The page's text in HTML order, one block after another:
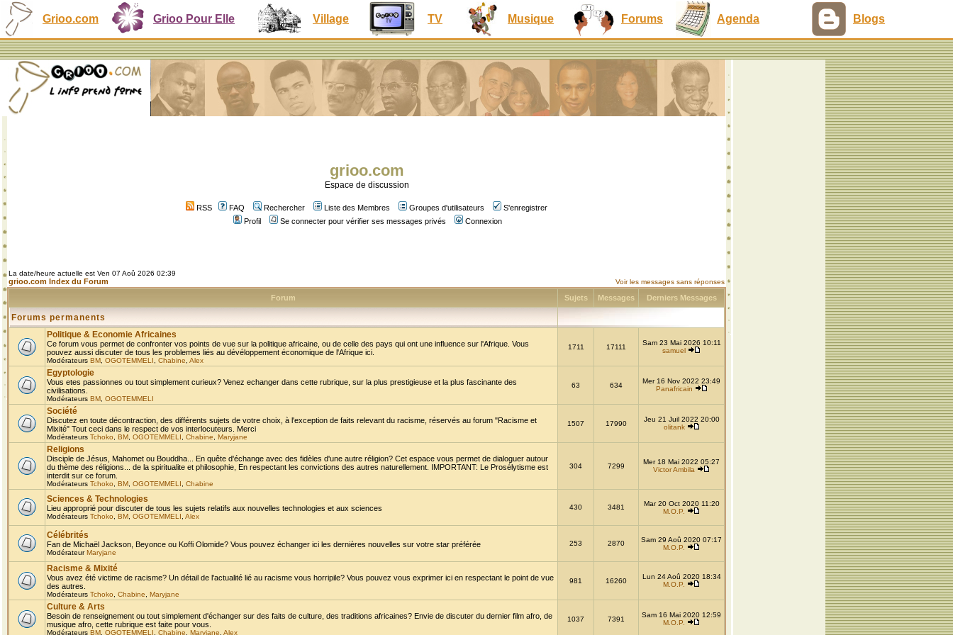
Grioo.com Grioo Pour Elle Village TV Musique Forums Agenda Blogs
grioo.com
Espace de discussion
RSS FAQ Rechercher Liste des Membres Groupes d'utilisateurs
S'enregistrer
Profil
Se connecter pour vérifier ses messages privés Connexion
La date/heure actuelle est Ven 07 Aoû 2026 02:39
grioo.com Index du Forum Voir les messages sans réponses
Forum Sujets Messages Derniers Messages
Forums permanents
Politique & Economie Africaines
Ce forum vous permet de confronter vos points de vue sur la politique africaine, ou de celle des pays qui ont une influence sur l'Afrique. Vous
pouvez aussi discuter de tous les problemes liés au dévéloppement économique de l'Afrique ici.
Modérateurs BM OGOTEMMELI Chabine Alex
1711 17111
Sam 23 Mai 2026 10:11
samuel
Egyptologie
Vous etes passionnes ou tout simplement curieux? Venez echanger dans cette rubrique, sur la plus prestigieuse et la plus fascinante des
civilisations.
Modérateurs BM OGOTEMMELI
63 634
Mer 16 Nov 2022 23:49
Panafricain
Société
Discutez en toute décontraction, des différents sujets de votre choix, à l'exception de faits relevant du racisme, réservés au forum "Racisme et
Mixité" Tout ceci dans le respect de vos interlocuteurs. Merci
Modérateurs Tchoko BM OGOTEMMELI Chabine Maryjane
1507 17990
Jeu 21 Juil 2022 20:00
olitank
Religions
Disciple de Jésus, Mahomet ou Bouddha... En quête d'échange avec des fidèles d'une autre réligion? Cet espace vous permet de dialoguer autour
du thème des réligions... de la spiritualite et philosophie, En respectant les convictions des autres naturellement. IMPORTANT: Le Prosélytisme est
interdit sur ce forum.
Modérateurs Tchoko BM OGOTEMMELI Chabine
304 7299
Mer 18 Mai 2022 05:27
Victor Ambila
Sciences & Technologies
Lieu approprié pour discuter de tous les sujets relatifs aux nouvelles technologies et aux sciences
Modérateurs Tchoko BM OGOTEMMELI Alex
430 3481
Mar 20 Oct 2020 11:20
M.O.P.
Célébrités
Fan de Michaël Jackson, Beyonce ou Koffi Olomide? Vous pouvez échanger ici les dernières nouvelles sur votre star préférée
ModérateurMaryjane
253 2870
Sam 29 Aoû 2020 07:17
M.O.P.
Racisme & Mixité
Vous avez été victime de racisme? Un détail de l'actualité lié au racisme vous horripile? Vous pouvez vous exprimer ici en respectant le point de vue
des autres.
Modérateurs Tchoko Chabine Maryjane
981 16260
Lun 24 Aoû 2020 18:34
M.O.P.
Culture & Arts
Besoin de renseignement ou tout simplement d'échanger sur des faits de culture, des traditions africaines? Envie de discuter du dernier film afro, de
musique afro, cette rubrique est faite pour vous.
Modérateurs BM OGOTEMMELI Chabine Maryjane Alex
1037 7391
Sam 16 Mai 2020 12:59
M.O.P.